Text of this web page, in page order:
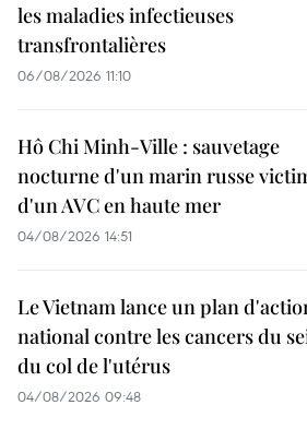
les maladies infectieuses
transfrontalières
06/08/2026 11:10
Hô Chi Minh-Ville : sauvetage
nocturne d'un marin russe
d'un AVC en haute mer
04/08/2026 14:51
Le Vietnam lance un plan
national contre les cancers du
du col de l'utérus
04/08/2026 09:48